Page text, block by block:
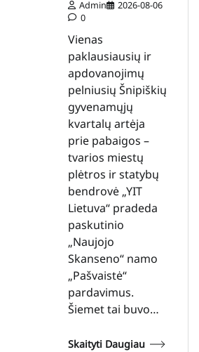
Admin
2026-08-06
0
Vienas
paklausiausių ir
apdovanojimų
pelniusių Šnipiškių
gyvenamųjų
kvartalų artėja
prie pabaigos –
tvarios miestų
plėtros ir statybų
bendrovė „YIT
Lietuva“ pradeda
paskutinio
„Naujojo
Skanseno“ namo
„Pašvaistė“
pardavimus.
Šiemet tai buvo…
Skaityti Daugiau